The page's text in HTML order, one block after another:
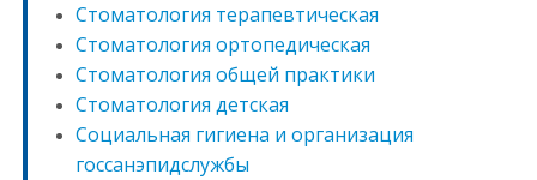
Стоматология терапевтическая
Стоматология ортопедическая
Стоматология общей практики
Стоматология детская
Социальная гигиена и организация
госсанэпидслужбы